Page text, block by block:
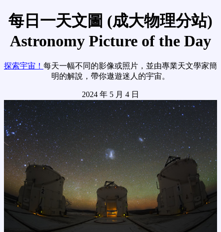
每日一天文圖 (成大物理分站)
Astronomy Picture of the Day
探索宇宙！ 每天一幅不同的影像或照片，並由專業天文學家簡
明的解說，帶你遨遊迷人的宇宙。
2024 年 5 月 4 日